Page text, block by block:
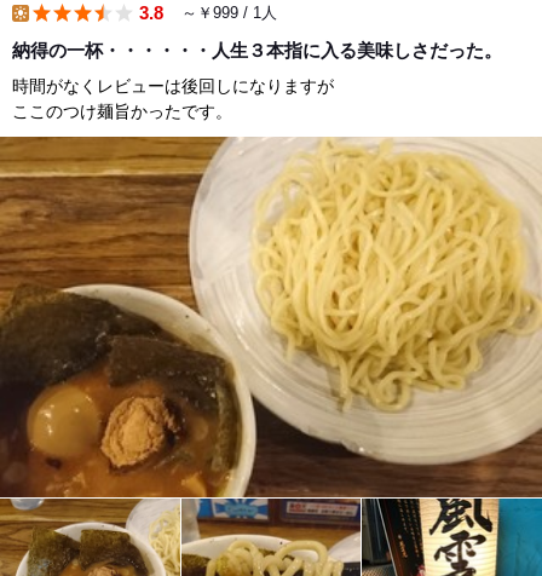
3.8 ～￥999 / 1人
納得の一杯・・・・・・人生３本指に入る美味しさだった。
時間がなくレビューは後回しになりますが
ここのつけ麺旨かったです。